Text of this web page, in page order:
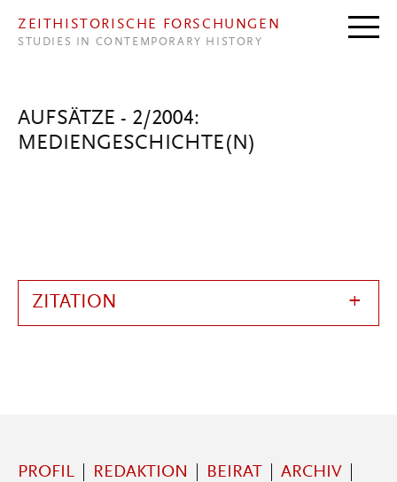
ZEITHISTORISCHE FORSCHUNGEN
STUDIES IN CONTEMPORARY HISTORY
AUFSÄTZE - 2/2004:
MEDIENGESCHICHTE(N)
ZITATION
PROFIL REDAKTION BEIRAT
ARCHIV